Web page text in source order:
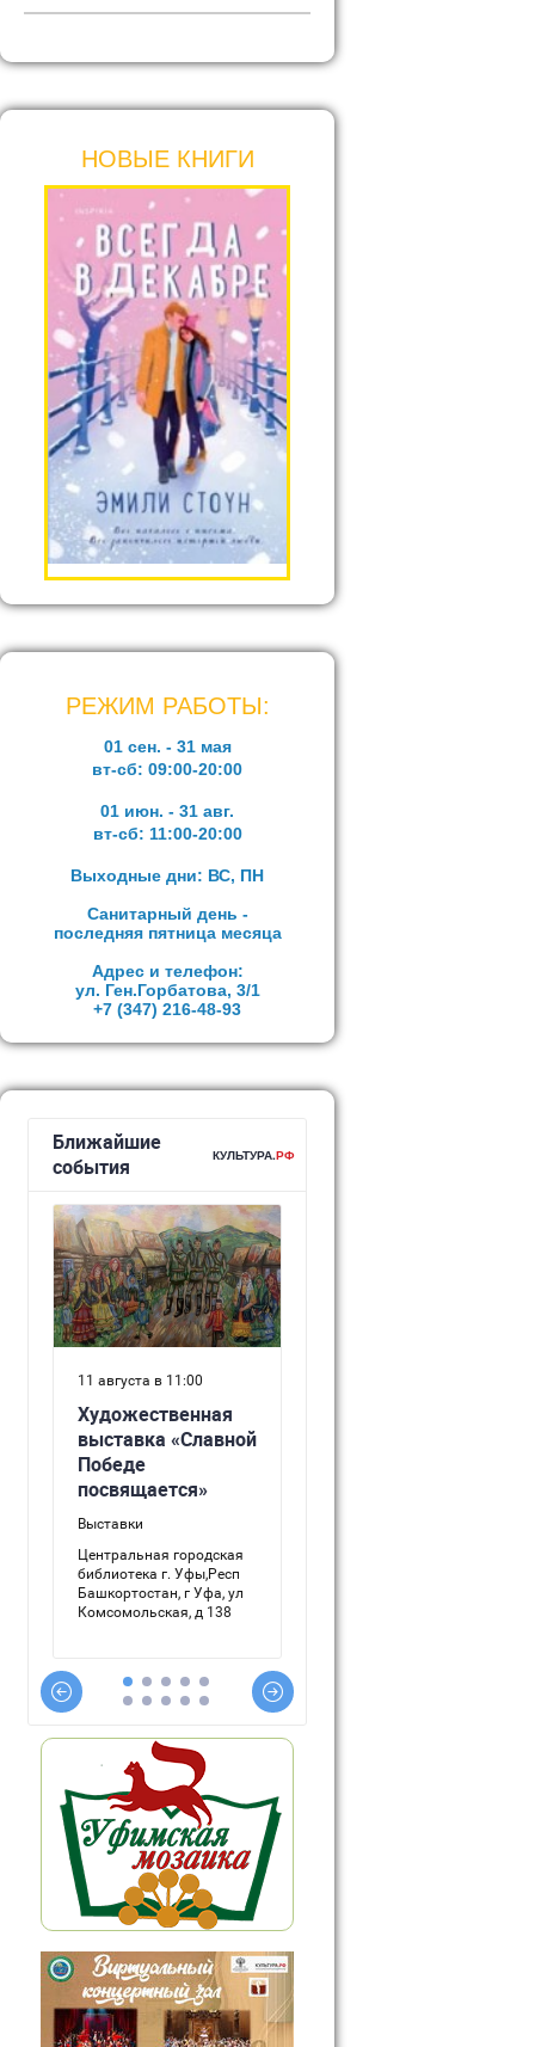
НОВЫЕ КНИГИ
РЕЖИМ РАБОТЫ:
01 сен. - 31 мая
вт-сб: 09:00-20:00
01 июн. - 31 авг.
вт-сб: 11:00-20:00
Выходные дни: ВС, ПН
Санитарный день -
последняя пятница месяца
Адрес и телефон:
ул. Ген.Горбатова, 3/1
+7 (347) 216-48-93